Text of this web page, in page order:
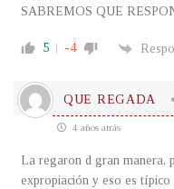
SABREMOS QUE
5 -4
QUE REGADA
4 años atrás
La regaron d gran manera,
expropiación y eso es